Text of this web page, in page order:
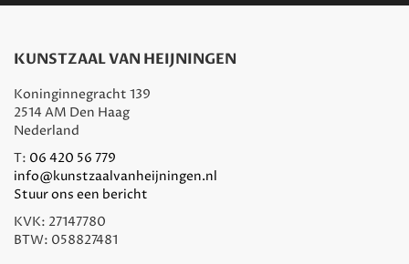
KUNSTZAAL VAN HEIJNINGEN
Koninginnegracht 139
2514 AM Den Haag
Nederland
T: 06 420 56 779
info@kunstzaalvanheijningen.nl
Stuur ons een bericht
KVK: 27147780
BTW: 058827481